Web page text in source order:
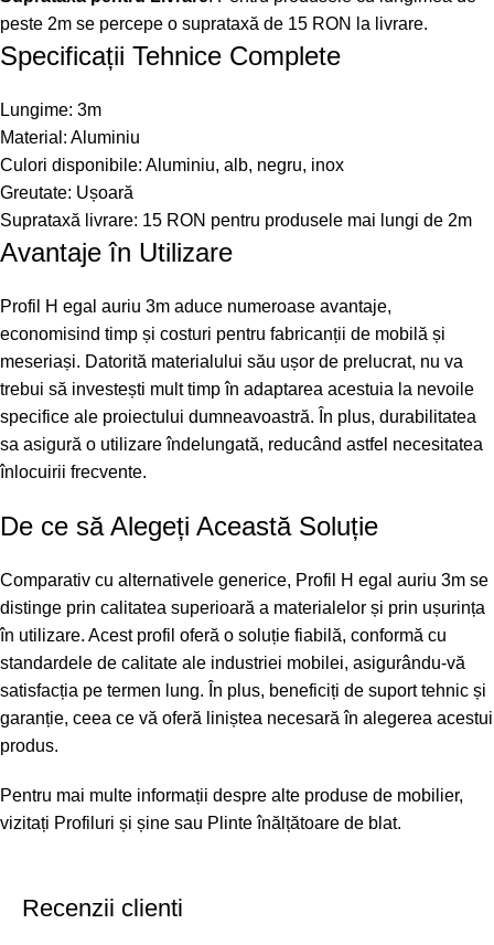
peste 2m se percepe o suprataxă de 15 RON la livrare.
Specificații Tehnice Complete
Lungime: 3m
Material: Aluminiu
Culori disponibile: Aluminiu, alb, negru, inox
Greutate: Ușoară
Suprataxă livrare: 15 RON pentru produsele mai lungi de 2m
Avantaje în Utilizare
Profil H egal auriu 3m aduce numeroase avantaje,
economisind timp și costuri pentru fabricanții de mobilă și
meseriași. Datorită materialului său ușor de prelucrat, nu va
trebui să investești mult timp în adaptarea acestuia la nevoile
specifice ale proiectului dumneavoastră. În plus, durabilitatea
sa asigură o utilizare îndelungată, reducând astfel necesitatea
înlocuirii frecvente.
De ce să Alegeți Această Soluție
Comparativ cu alternativele generice, Profil H egal auriu 3m se
distinge prin calitatea superioară a materialelor și prin ușurința
în utilizare. Acest profil oferă o soluție fiabilă, conformă cu
standardele de calitate ale industriei mobilei, asigurându-vă
satisfacția pe termen lung. În plus, beneficiți de suport tehnic și
garanție, ceea ce vă oferă liniștea necesară în alegerea acestui
produs.
Pentru mai multe informații despre alte produse de mobilier,
vizitați Profiluri și șine sau Plinte înălțătoare de blat.
Recenzii clienti